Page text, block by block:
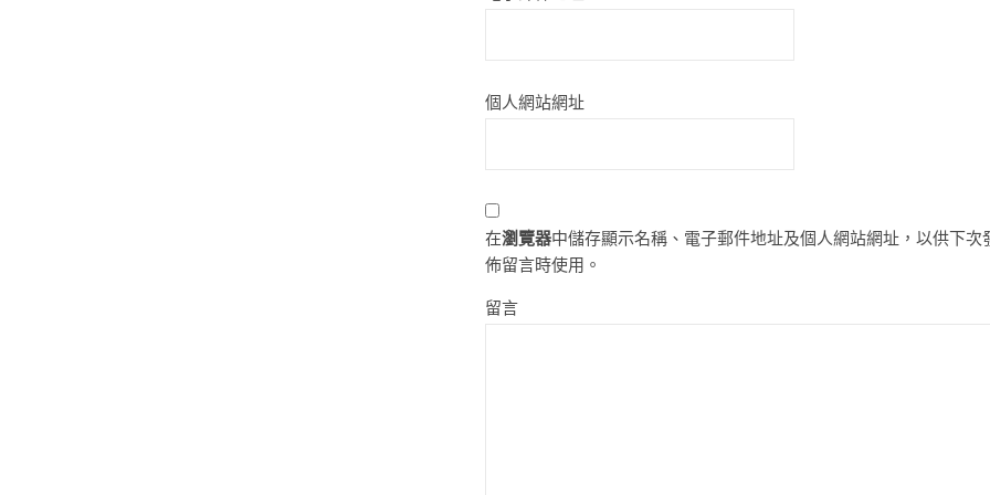
個人網站網址
在瀏覽器中儲存顯示名稱、電子郵件地址及個人網站網址，以供下次
佈留言時使用。
留言